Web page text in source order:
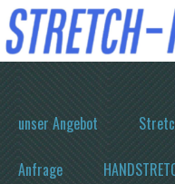
unser Angebot
Anfrage